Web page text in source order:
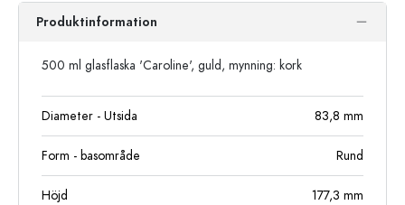
Produktinformation
500 ml glasflaska 'Caroline', guld, mynning: kork
Diameter - Utsida 83,8 mm
Form - basområde Rund
Höjd 177,3 mm